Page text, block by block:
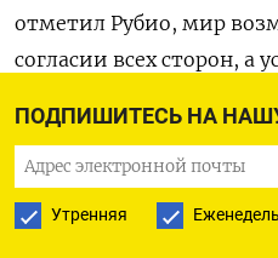
ПОДПИШИТЕСЬ НА
Утренняя
отметил Рубио, мир
согласии всех сторон, а
Журналистка Fox News
что план
рассматриваемый США и